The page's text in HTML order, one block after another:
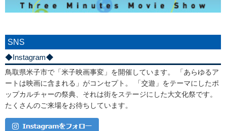
SNS
◆Instagram◆
鳥取県米子市で「米子映画事変」を開催しています。 「あらゆるア
ートは映画に含まれる」がコンセプト。 「交遊」をテーマにしたポ
ップカルチャーの祭典、それは街をステージにした大文化祭です。
たくさんのご来場をお待ちしています。